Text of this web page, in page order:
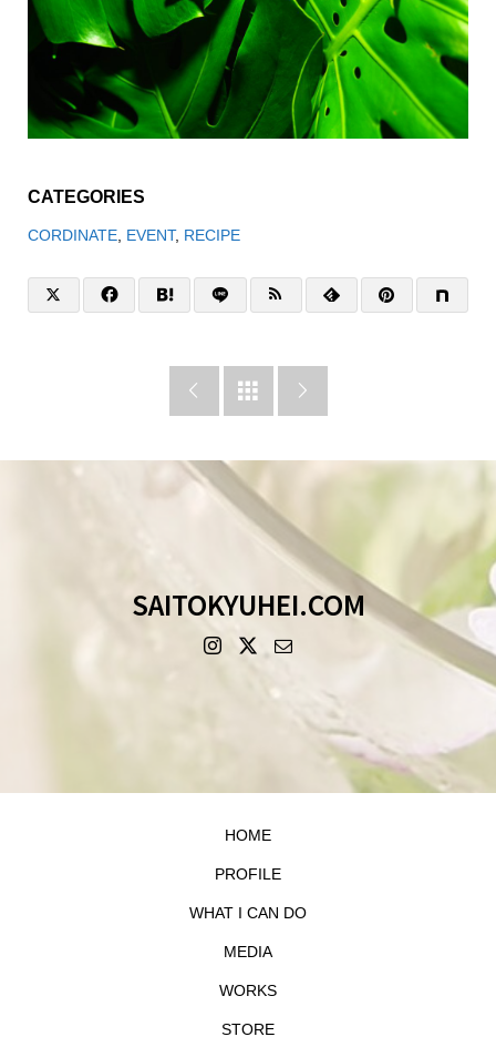
CATEGORIES
CORDINATE, EVENT, RECIPE
  
SAITOKYUHEI.COM
HOME
PROFILE
WHAT I CAN DO
MEDIA
WORKS
STORE